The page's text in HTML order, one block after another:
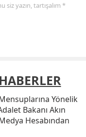
yazın, tartışalım *
Yönelik
Bakanı Akın
Hesabından